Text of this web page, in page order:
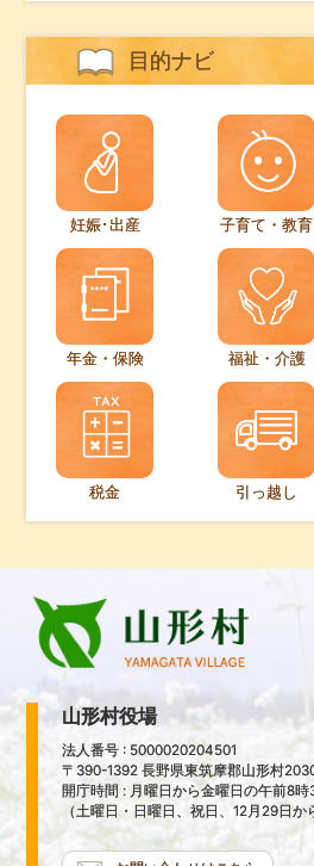
目的ナビ
妊娠･出産 子育て・教育
年金・保険 福祉・介護
税金 引っ越し
山形村役場
法人番号 : 5000020204501
〒390-1392 長野県東筑摩郡山形村
開庁時間 : 月曜日から金曜日の午前8
（土曜日・日曜日、祝日、12月29日か